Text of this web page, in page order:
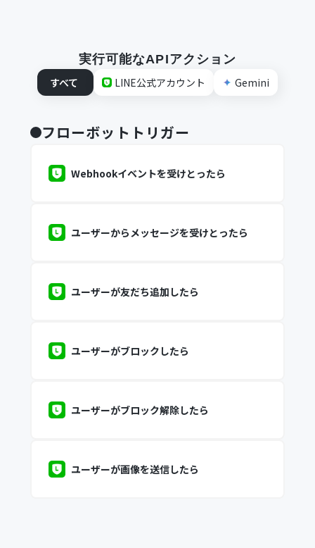
実行可能なAPIアクション
すべて
LINE公式アカウント Gemini
フローボットトリガー
Webhookイベントを受けとったら
ユーザーからメッセージを受けとったら
ユーザーが友だち追加したら
ユーザーがブロックしたら
ユーザーがブロック解除したら
ユーザーが画像を送信したら